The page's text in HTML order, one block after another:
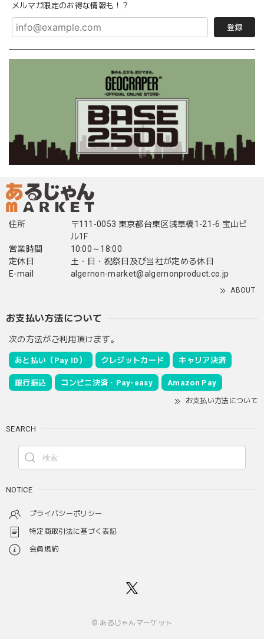
メルマガ限定のお得な情報も！？
登録
住所
〒111-0053 東京都台東区浅草橋1-21-6 宝山ビ
ル1F
営業時間
10:00～18:00
定休日
土・日・祝祭日及び当社が定める休日
E-mail
algernon-market@algernonproduct.co.jp
ABOUT
お支払い方法について
次の方法がご利用頂けます。
あと払い（Pay ID） クレジットカード キャリア決済
銀行振込 コンビニ決済・Pay-easy Amazon Pay
お支払い方法について
SEARCH
NOTICE
プライバシーポリシー
特定商取引法に基づく表記
会員規約
© あるじゃんマーケット